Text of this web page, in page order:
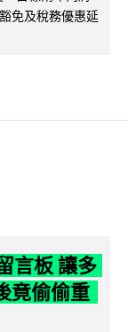
免及稅務優惠延
言板 讓多
竟偷偷重